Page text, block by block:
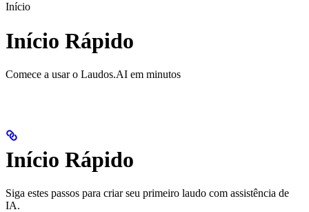
Início
Início Rápido
Comece a usar o Laudos.AI em minutos
Início Rápido
Siga estes passos para criar seu primeiro laudo com assistência de
IA.